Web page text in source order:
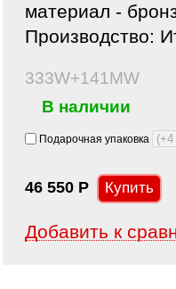
материал -
Производство:
333W+141MW
В наличии
Подарочная упаковка
46 550 Р
Добавить к